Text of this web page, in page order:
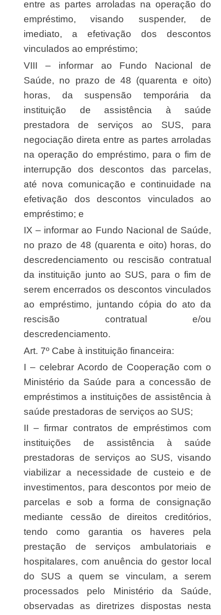
entre as partes arroladas na operação do
empréstimo, visando suspender, de
imediato, a efetivação dos descontos
vinculados ao empréstimo;
VIII – informar ao Fundo Nacional de
Saúde, no prazo de 48 (quarenta e oito)
horas, da suspensão temporária da
instituição de assistência à saúde
prestadora de serviços ao SUS, para
negociação direta entre as partes arroladas
na operação do empréstimo, para o fim de
interrupção dos descontos das parcelas,
até nova comunicação e continuidade na
efetivação dos descontos vinculados ao
empréstimo; e
IX – informar ao Fundo Nacional de Saúde,
no prazo de 48 (quarenta e oito) horas, do
descredenciamento ou rescisão contratual
da instituição junto ao SUS, para o fim de
serem encerrados os descontos vinculados
ao empréstimo, juntando cópia do ato da
rescisão contratual e/ou
descredenciamento.
Art. 7º Cabe à instituição financeira:
I – celebrar Acordo de Cooperação com o
Ministério da Saúde para a concessão de
empréstimos a instituições de assistência à
saúde prestadoras de serviços ao SUS;
II – firmar contratos de empréstimos com
instituições de assistência à saúde
prestadoras de serviços ao SUS, visando
viabilizar a necessidade de custeio e de
investimentos, para descontos por meio de
parcelas e sob a forma de consignação
mediante cessão de direitos creditórios,
tendo como garantia os haveres pela
prestação de serviços ambulatoriais e
hospitalares, com anuência do gestor local
do SUS a quem se vinculam, a serem
processados pelo Ministério da Saúde,
observadas as diretrizes dispostas nesta